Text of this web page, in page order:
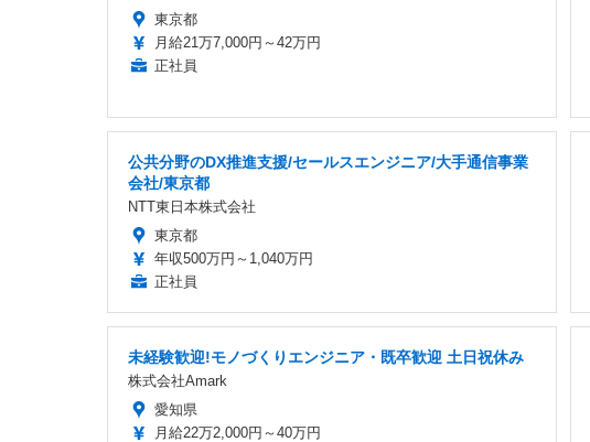
東京都
月給21万7,000円～42万円
正社員
公共分野のDX推進支援/セールスエンジニア/大手通信事業
会社/東京都
NTT東日本株式会社
東京都
年収500万円～1,040万円
正社員
未経験歓迎!モノづくりエンジニア・既卒歓迎 土日祝休み
株式会社Amark
愛知県
月給22万2,000円～40万円